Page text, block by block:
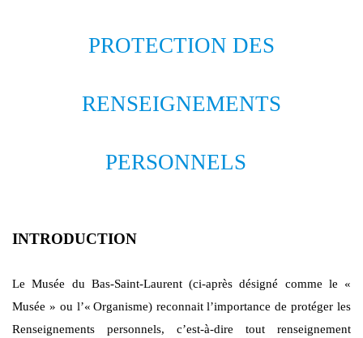
PROTECTION DES
RENSEIGNEMENTS
PERSONNELS
INTRODUCTION
Le Musée du Bas-Saint-Laurent (ci-après désigné comme le «
Musée » ou l’« Organisme) reconnait l’importance de protéger les
Renseignements personnels, c’est-à-dire tout renseignement